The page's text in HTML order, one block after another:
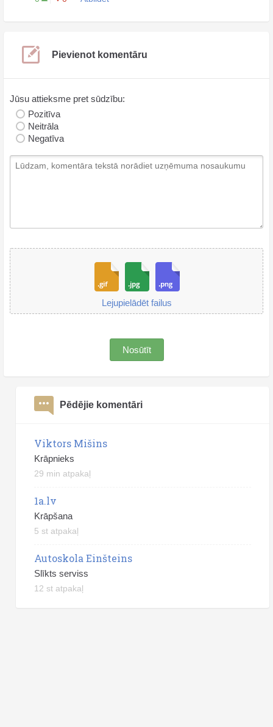
Pievienot komentāru
Jūsu attieksme pret sūdzību:
Pozitīva
Neitrāla
Negatīva
Lejupielādēt failus
Nosūtīt
Pēdējie komentāri
Viktors Mišins
Krāpnieks
29 min atpakaļ
1a.lv
Krāpšana
5 st atpakaļ
Autoskola Einšteins
Slīkts serviss
12 st atpakaļ